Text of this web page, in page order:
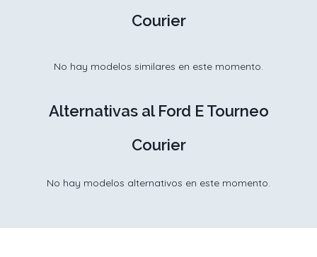
Courier
No hay modelos similares en este momento.
Alternativas al Ford E Tourneo
Courier
No hay modelos alternativos en este momento.